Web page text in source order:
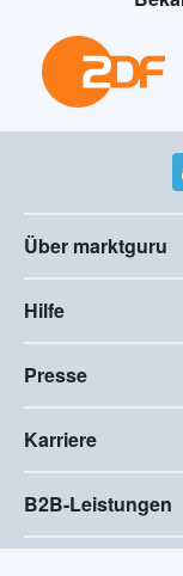
Über marktguru
Hilfe
Presse
Karriere
B2B-Leistungen